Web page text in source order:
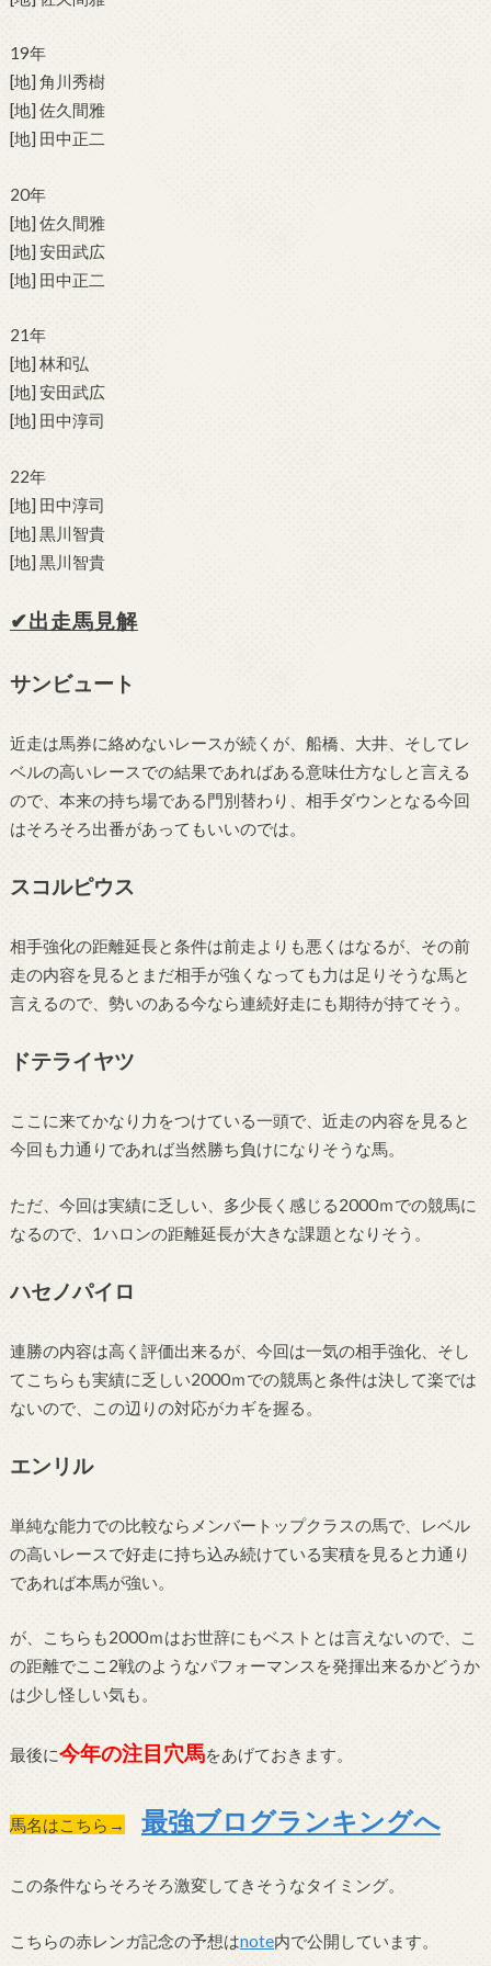
19年
[地] 角川秀樹
[地] 佐久間雅
[地] 田中正二
20年
[地] 佐久間雅
[地] 安田武広
[地] 田中正二
21年
[地] 林和弘
[地] 安田武広
[地] 田中淳司
22年
[地] 田中淳司
[地] 黒川智貴
[地] 黒川智貴
✔出走馬見解
サンビュート
近走は馬券に絡めないレースが続くが、船橋、大井、そしてレ
ベルの高いレースでの結果であればある意味仕方なしと言える
ので、本来の持ち場である門別替わり、相手ダウンとなる今回
はそろそろ出番があってもいいのでは。
スコルピウス
相手強化の距離延長と条件は前走よりも悪くはなるが、その前
走の内容を見るとまだ相手が強くなっても力は足りそうな馬と
言えるので、勢いのある今なら連続好走にも期待が持てそう。
ドテライヤツ
ここに来てかなり力をつけている一頭で、近走の内容を見ると
今回も力通りであれば当然勝ち負けになりそうな馬。
ただ、今回は実績に乏しい、多少長く感じる2000ｍでの競馬に
なるので、1ハロンの距離延長が大きな課題となりそう。
ハセノパイロ
連勝の内容は高く評価出来るが、今回は一気の相手強化、そし
てこちらも実績に乏しい2000ｍでの競馬と条件は決して楽では
ないので、この辺りの対応がカギを握る。
エンリル
単純な能力での比較ならメンバートップクラスの馬で、レベル
の高いレースで好走に持ち込み続けている実積を見ると力通り
であれば本馬が強い。
が、こちらも2000ｍはお世辞にもベストとは言えないので、こ
の距離でここ2戦のようなパフォーマンスを発揮出来るかどうか
は少し怪しい気も。
最後に今年の注目穴馬をあげておきます。
馬名はこちら→ 最強ブログランキングへ
この条件ならそろそろ激変してきそうなタイミング。
こちらの赤レンガ記念の予想はnote内で公開しています。